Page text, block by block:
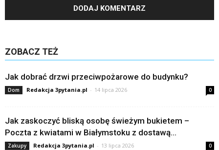
ZOBACZ TEŻ
Jak dobrać drzwi przeciwpożarowe do budynku?
Dom Redakcja 3pytania.pl - 14 lipca 2026 0
Jak zaskoczyć bliską osobę świeżym bukietem –
Poczta z kwiatami w Białymstoku z dostawą...
Zakupy Redakcja 3pytania.pl - 13 lipca 2026 0